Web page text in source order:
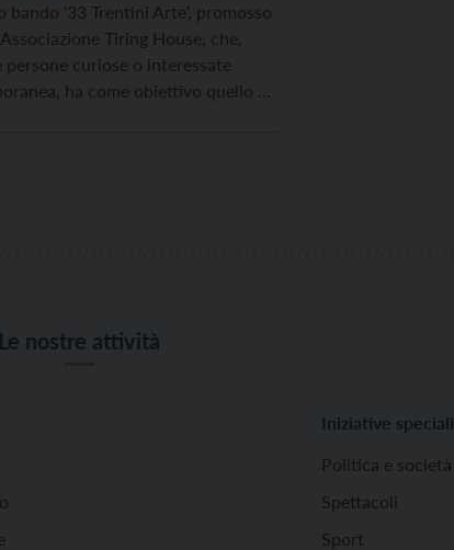
bando ‘33 Trentini Arte‘, promosso
Tiring House, che,
curiose o interessate
ha come obiettivo quello di
Le nostre attività
Iniziative speciali
Politica e società
Spettacoli
Sport